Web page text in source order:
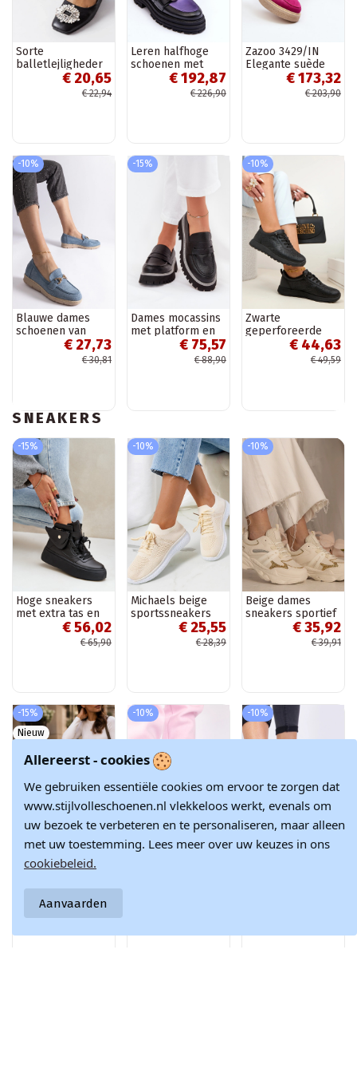
Sorte
balletlejligheder
med Miren broche
€ 20,65
€ 22,94
Leren halfhoge
schoenen met
zware zool Elkiza
zwarte en paarse
€ 192,87
€ 226,90
Zazoo 3429/IN
Elegante suède
mocassins met
ornamenten roze
€ 173,32
€ 203,90
-10%
Blauwe dames
schoenen van
kunstsuède€ 27,73
€ 30,81
-15%
Dames mocassins
met platform en
platte hak „Big
Star NN274049"
€ 75,57
€ 88,90
-10%
Zwarte
geperforeerde
instap sportieve
schoenen SIone
€ 44,63
€ 49,59
SNEAKERS
-15%
Hoge sneakers
met extra tas en
platform zwarte
kleur Saramis
€ 56,02
€ 65,90
-10%
Michaels beige
sportssneakers
€ 25,55
€ 28,39
-10%
Beige dames
sneakers sportief
met glitters€ 35,92
€ 39,91
-15%
Nieuw
Dames sneakers
chocolade faux
suede Corisa
€ 92,57
€ 108,90
-10% -10%
Allereerst - cookies
We gebruiken essentiële cookies om ervoor te zorgen dat
www.stijlvolleschoenen.nl vlekkeloos werkt, evenals om
uw bezoek te verbeteren en te personaliseren, maar alleen
met uw toestemming. Lees meer over uw keuzes in ons
cookiebeleid.
Aanvaarden